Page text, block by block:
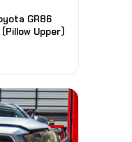
GR86
Upper)